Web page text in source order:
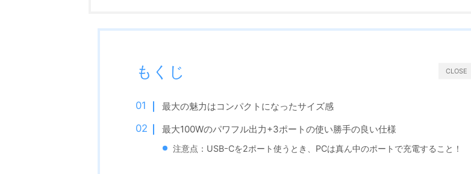
CLOSE
もくじ
最大の魅力はコンパクトになったサイズ感
最大100Wのパワフル出力+3ポートの使い勝手の良い仕様
注意点：USBｰCを2ポート使うとき、PCは真ん中のポートで充電すること！